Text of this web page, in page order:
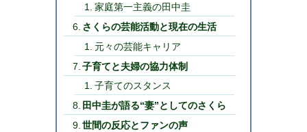
家庭第一主義の田中圭
さくらの芸能活動と現在の生活
元々の芸能キャリア
子育てと夫婦の協力体制
子育てのスタンス
田中圭が語る“妻”としてのさくら
世間の反応とファンの声